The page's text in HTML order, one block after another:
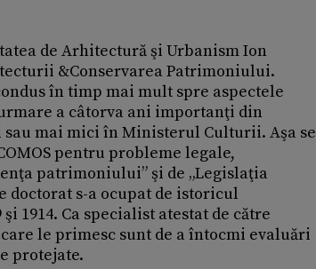
de Arhitectură şi Urbanism Ion
&Conservarea Patrimoniului.
în timp mai mult spre aspectele
a câtorva ani importanţi din
mai mici în Ministerul Culturii. Aşa se
pentru probleme legale,
patrimoniului” şi de „Legislaţia
doctorat s-a ocupat de istoricul
Ca specialist atestat de către
le primesc sunt de a întocmi evaluări
protejate.